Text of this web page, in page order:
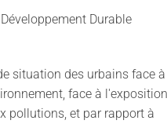
Durable
situation des urbains face
face à
pollutions, et par rapport à